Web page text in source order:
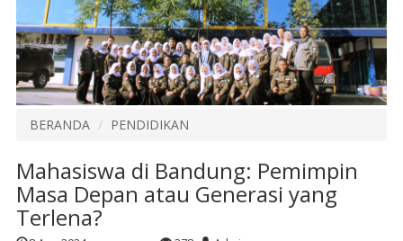
BERANDA PENDIDIKAN
Mahasiswa di Bandung: Pemimpin
Masa Depan atau Generasi yang
Terlena?